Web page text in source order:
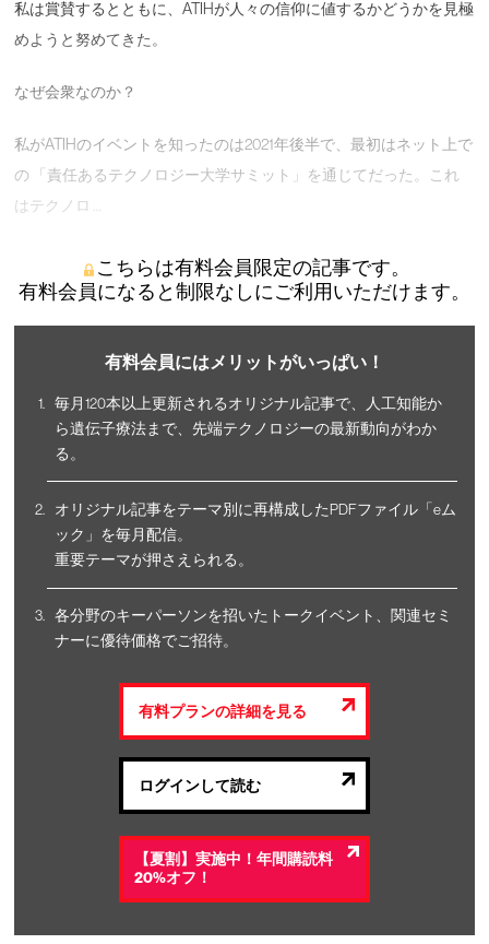
私は賞賛するとともに、ATIHが人々の信仰に値するかどうかを見極
めようと努めてきた。
なぜ会衆なのか？
私がATIHのイベントを知ったのは2021年後半で、最初はネット上で
の 「責任あるテクノロジー大学サミット」を通じてだった。これ
はテクノロ …
こちらは有料会員限定の記事です。
有料会員になると制限なしにご利用いただけます。
有料会員にはメリットがいっぱい！
毎月120本以上更新されるオリジナル記事で、人工知能か
ら遺伝子療法まで、先端テクノロジーの最新動向がわか
る。
オリジナル記事をテーマ別に再構成したPDFファイル「eム
ック」を毎月配信。
重要テーマが押さえられる。
各分野のキーパーソンを招いたトークイベント、関連セミ
ナーに優待価格でご招待。
有料プランの詳細を見る
ログインして読む
【夏割】実施中！年間購読料
20%オフ！